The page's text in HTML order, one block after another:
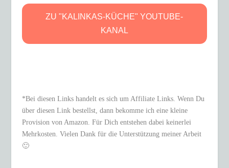
ZU "KALINKAS-KÜCHE" YOUTUBE-
KANAL
*Bei diesen Links handelt es sich um Affiliate Links. Wenn Du
über diesen Link bestellst, dann bekomme ich eine kleine
Provision von Amazon. Für Dich entstehen dabei keinerlei
Mehrkosten. Vielen Dank für die Unterstützung meiner Arbeit
🙂